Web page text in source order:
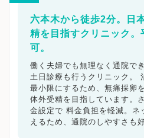
六本木から徒歩2分。日
精を目指すクリニック。
可。
働く夫婦でも無理なく通院で
土日診療も行うクリニック。
最小限にするため、無痛採卵
体外受精を目指しています。
金設定で 料金負担を軽減。ネ
えるため、通院のしやすさも